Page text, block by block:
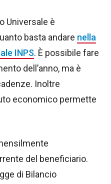
Universale è
basta andare nella
INPS. È possibile fare
dell’anno, ma è
Inoltre
economico permette
del beneficiario.
di Bilancio